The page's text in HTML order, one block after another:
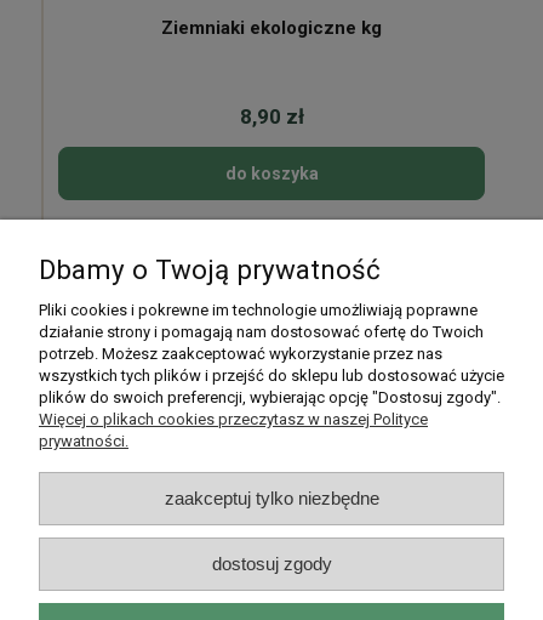
Ziemniaki ekologiczne kg
8,90 zł
do koszyka
Moje konto
Płatności i dostawa
Informacje
O nas
Dbamy o Twoją prywatność
Pliki cookies i pokrewne im technologie umożliwiają poprawne
działanie strony i pomagają nam dostosować ofertę do Twoich
potrzeb. Możesz zaakceptować wykorzystanie przez nas
wszystkich tych plików i przejść do sklepu lub dostosować użycie
plików do swoich preferencji, wybierając opcję "Dostosuj zgody".
Więcej o plikach cookies przeczytasz w naszej Polityce
prywatności.
zaakceptuj tylko niezbędne
dostosuj zgody